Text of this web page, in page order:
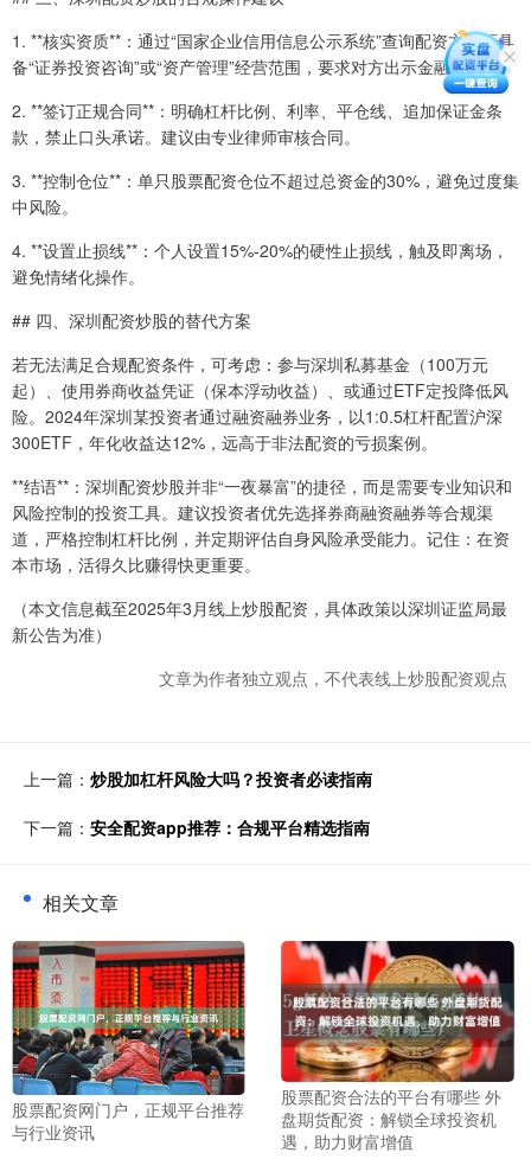
1. **核实资质**：通过“国家企业信用信息公示系统”查询配资方是否具
备“证券投资咨询”或“资产管理”经营范围，要求对方出示金融牌照。
2. **签订正规合同**：明确杠杆比例、利率、平仓线、追加保证金条
款，禁止口头承诺。建议由专业律师审核合同。
3. **控制仓位**：单只股票配资仓位不超过总资金的30%，避免过度集
中风险。
4. **设置止损线**：个人设置15%-20%的硬性止损线，触及即离场，
避免情绪化操作。
## 四、深圳配资炒股的替代方案
若无法满足合规配资条件，可考虑：参与深圳私募基金（100万元
起）、使用券商收益凭证（保本浮动收益）、或通过ETF定投降低风
险。2024年深圳某投资者通过融资融券业务，以1:0.5杠杆配置沪深
300ETF，年化收益达12%，远高于非法配资的亏损案例。
**结语**：深圳配资炒股并非“一夜暴富”的捷径，而是需要专业知识和
风险控制的投资工具。建议投资者优先选择券商融资融券等合规渠
道，严格控制杠杆比例，并定期评估自身风险承受能力。记住：在资
本市场，活得久比赚得快更重要。
（本文信息截至2025年3月线上炒股配资，具体政策以深圳证监局最
新公告为准）
文章为作者独立观点，不代表线上炒股配资观点
上一篇： 炒股加杠杆风险大吗？投资者必读指南
下一篇： 安全配资app推荐：合规平台精选指南
相关文章
股票配资网门户，正规平台推荐
与行业资讯
股票配资合法的平台有哪些 外
盘期货配资：解锁全球投资机
遇，助力财富增值